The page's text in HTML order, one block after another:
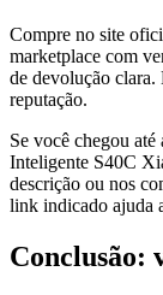
Compre no site
marketplace com
de devolução
reputação.
Se você chegou
Inteligente S40C
descrição ou nos
link indicado ajuda
Conclusão: